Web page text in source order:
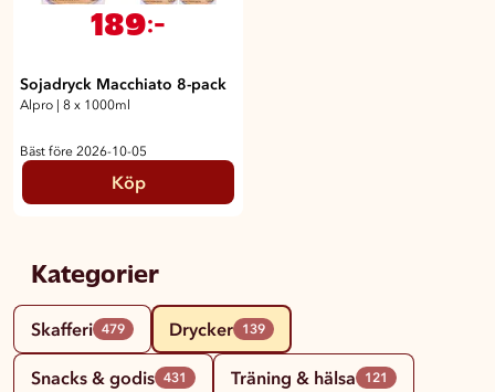
189:-
Sojadryck Macchiato 8-pack
Alpro 8 x 1000ml
Bäst före 2026-10-05
Köp
Kategorier
Skafferi 479 Drycker 139
Snacks & godis 431 Träning & hälsa 121